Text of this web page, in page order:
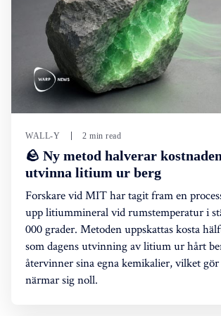
WALL-Y 2 min read
🪨 Ny metod halverar
utvinna litium ur berg
Forskare vid MIT har tagit fram en
upp litiummineral vid rumstemperatur i
000 grader. Metoden uppskattas kosta
som dagens utvinning av litium ur hårt
återvinner sina egna kemikalier, vilket
närmar sig noll.